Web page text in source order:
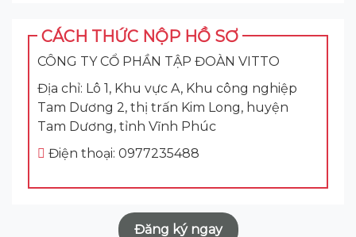
CÁCH THỨC NỘP HỒ SƠ
CÔNG TY CỔ PHẦN TẬP ĐOÀN VITTO
Địa chỉ: Lô 1, Khu vực A, Khu công nghiệp
Tam Dương 2, thị trấn Kim Long, huyện
Tam Dương, tỉnh Vĩnh Phúc
Điện thoại: 0977235488
Đăng ký ngay